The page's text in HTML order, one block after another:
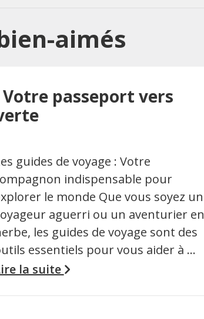
aimés
Votre passeport vers
guides de voyage : Votre
indispensable pour
le monde Que vous soyez un
aguerri ou un aventurier en
les guides de voyage sont des
essentiels pour vous aider à …
la suite